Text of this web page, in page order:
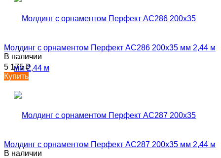
Молдинг с орнаментом Перфект AC286 200х35 мм 2,44 м
В наличии
5 175₽
Купить
Молдинг с орнаментом Перфект AC287 200х35 мм 2,44 м
В наличии